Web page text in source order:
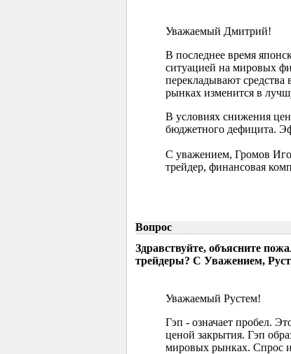
Уважаемый Дмитрий!
В последнее время
ситуацией на мировых
перекладывают
рынках изменится в
В условиях снижения
бюджетного дефицита.
С уважением, Громов
трейдер, финансовая
Вопрос
Здравствуйте, объясните
трейдеры? С Уважением,
Уважаемый Рустем!
Гэп - означает пробел.
ценой закрытия. Гэп
мировых рынках. Спрос и